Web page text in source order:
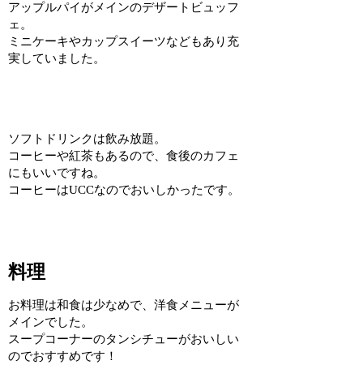
アップルパイがメインのデザートビュッフ
ェ。
ミニケーキやカップスイーツなどもあり充
実していました。
ソフトドリンクは飲み放題。
コーヒーや紅茶もあるので、食後のカフェ
にもいいですね。
コーヒーはUCCなのでおいしかったです。
料理
お料理は和食は少なめで、洋食メニューが
メインでした。
スープコーナーのタンシチューがおいしい
のでおすすめです！